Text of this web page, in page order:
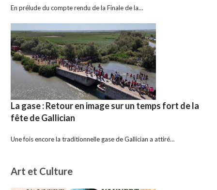
En prélude du compte rendu de la Finale de la…
La gase : Retour en image sur un temps fort de la
fête de Gallician
Une fois encore la traditionnelle gase de Gallician a attiré…
Art et Culture